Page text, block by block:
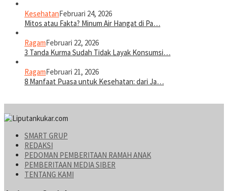
KesehatanFebruari 24, 2026
Mitos atau Fakta? Minum Air Hangat di Pa…
RagamFebruari 22, 2026
3 Tanda Kurma Sudah Tidak Layak Konsumsi…
RagamFebruari 21, 2026
8 Manfaat Puasa untuk Kesehatan: dari Ja…
SMART GRUP
REDAKSI
PEDOMAN PEMBERITAAN RAMAH ANAK
PEMBERITAAN MEDIA SIBER
TENTANG KAMI